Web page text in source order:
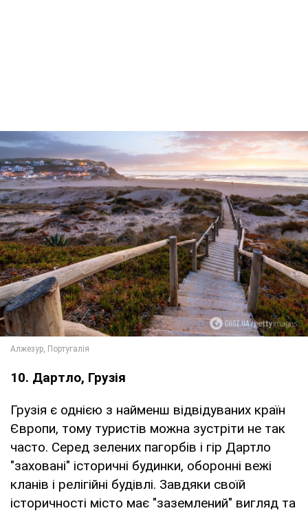
10. Дартло, Грузія
Грузія є однією з найменш відвідуваних країн
Європи, тому туристів можна зустріти не так
часто. Серед зелених пагорбів і гір Дартло
"заховані" історичні будинки, оборонні вежі
кланів і релігійні будівлі. Завдяки своїй
історичності місто має "заземлений" вигляд та